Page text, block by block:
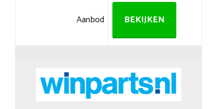
Aanbod BEKIJKEN